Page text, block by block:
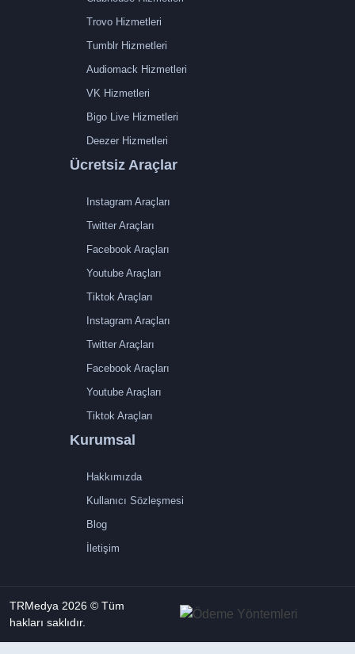
Trovo Hizmetleri
Tumblr Hizmetleri
Audiomack Hizmetleri
VK Hizmetleri
Bigo Live Hizmetleri
Deezer Hizmetleri
Ücretsiz Araçlar
Instagram Araçları
Twitter Araçları
Facebook Araçları
Youtube Araçları
Tiktok Araçları
Instagram Araçları
Twitter Araçları
Facebook Araçları
Youtube Araçları
Tiktok Araçları
Kurumsal
Hakkımızda
Kullanıcı Sözleşmesi
Blog
İletişim
TRMedya 2026 © Tüm
hakları saklıdır.